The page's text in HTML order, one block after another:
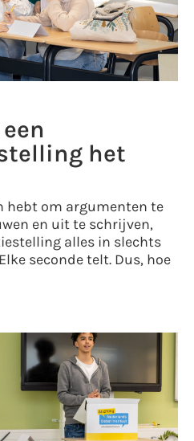
het
hebt om argumenten te
en uit te schrijven,
alles in slechts
seconde telt. Dus, hoe